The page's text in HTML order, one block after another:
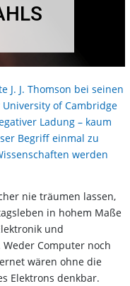
J. J. Thomson bei seinen
of Cambridge
Ladung – kaum
Begriff einmal zu
werden
nie träumen lassen,
in hohem Maße
und
Computer noch
wären ohne die
Elektrons denkbar.